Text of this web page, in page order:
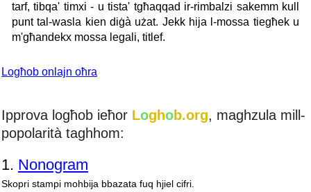
tarf, tibqa' timxi - u tista' tgħaqqad ir-rimbalzi sakemm kull
punt tal-wasla kien diġà użat. Jekk hija l-mossa tiegħek u
m'għandekx mossa legali, titlef.
Logħob onlajn oħra
Ipprova logħob ieħor Loghob.org, maghzula mill-
popolarità taghhom:
1. Nonogram
Skopri stampi mohbija bbazata fuq hjiel cifri.